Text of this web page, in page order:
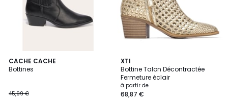
CACHE CACHE
Bottines
45,99 €
XTI
Bottine Talon Décontractée
Fermeture éclair
à partir de
68,87 €
2
Couleurs